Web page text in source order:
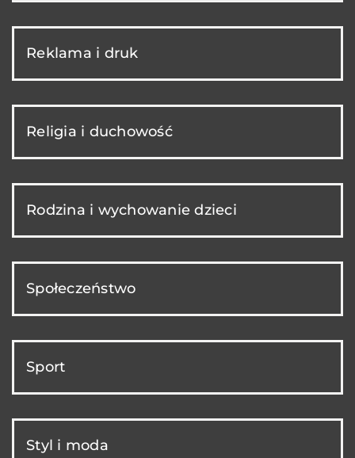
Reklama i druk
Religia i duchowość
Rodzina i wychowanie dzieci
Społeczeństwo
Sport
Styl i moda